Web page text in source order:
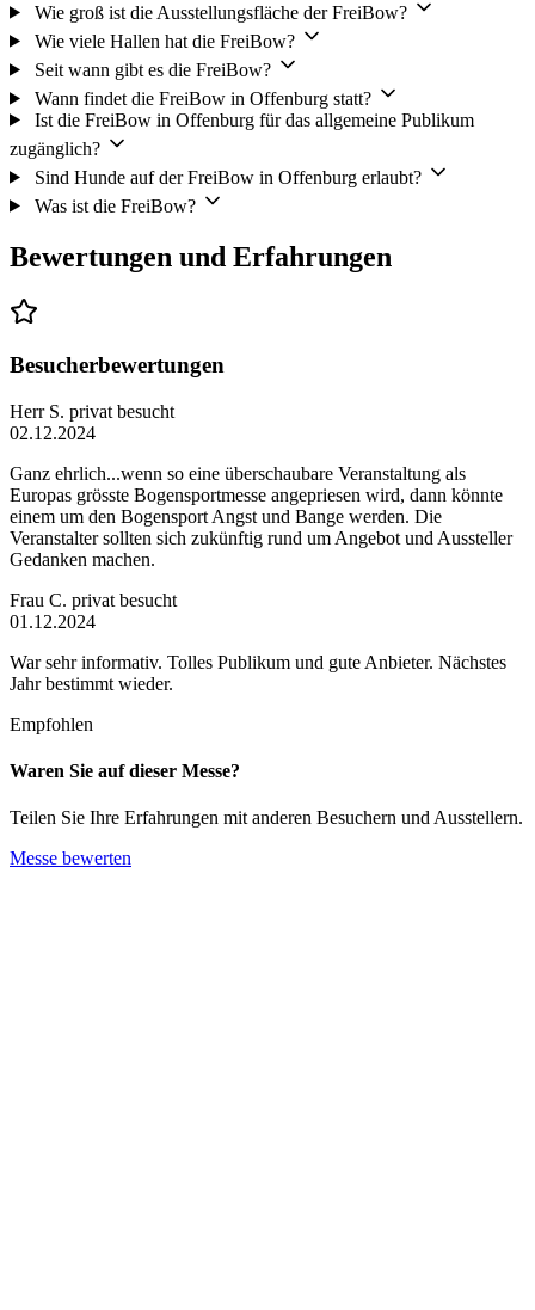
Wie groß ist die Ausstellungsfläche der FreiBow?
Wie viele Hallen hat die FreiBow?
Seit wann gibt es die FreiBow?
Wann findet die FreiBow in Offenburg statt?
Ist die FreiBow in Offenburg für das allgemeine Publikum
zugänglich?
Sind Hunde auf der FreiBow in Offenburg erlaubt?
Was ist die FreiBow?
Bewertungen und Erfahrungen
Besucherbewertungen
Herr S. privat besucht
02.12.2024
Ganz ehrlich...wenn so eine überschaubare Veranstaltung als
Europas grösste Bogensportmesse angepriesen wird, dann könnte
einem um den Bogensport Angst und Bange werden. Die
Veranstalter sollten sich zukünftig rund um Angebot und Aussteller
Gedanken machen.
Frau C. privat besucht
01.12.2024
War sehr informativ. Tolles Publikum und gute Anbieter. Nächstes
Jahr bestimmt wieder.
Empfohlen
Waren Sie auf dieser Messe?
Teilen Sie Ihre Erfahrungen mit anderen Besuchern und Ausstellern.
Messe bewerten